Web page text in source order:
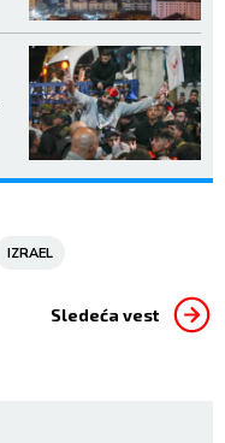
IZRAEL
Sledeća vest